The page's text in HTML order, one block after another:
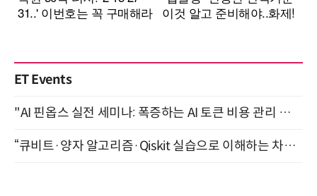
ET Events
"AI 핀옵스 실전 세미나: 폭증하는 AI 토큰 비용 관리 전략" 8월 21일 개최
“큐비트·양자 알고리즘·Qiskit 실습으로 이해하는 차세대 컴퓨팅” (8/28)